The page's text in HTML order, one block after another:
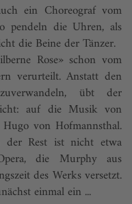
ein Choreograf vom
pendeln die Uhren, als
die Beine der Tänzer.
Rose» schon vom
verurteilt. Anstatt den
übt der
auf die Musik von
von Hofmannsthal.
der Rest ist nicht etwa
die Murphy aus
des Werks versetzt.
einmal ein ...